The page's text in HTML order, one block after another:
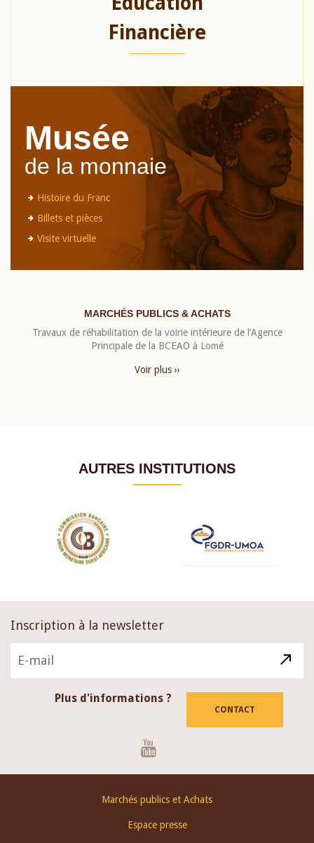
Financière
Musée
de la monnaie
Histoire du Franc
Billets et pièces
Visite virtuelle
MARCHÉS PUBLICS & ACHATS
Travaux de réhabilitation de la voirie intérieure de l’Agence
Principale de la BCEAO à Lomé
Voir plus ››
AUTRES INSTITUTIONS
Inscription à la newsletter
Plus d'informations ?
CONTACT
Marchés publics et Achats
Espace presse